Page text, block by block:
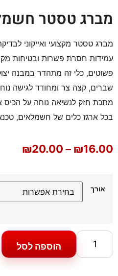
מברג טסטר
מברג טסטר מקצועי ואייקוני
עמידות חסרת פשרות ובטיחות
פשוטים, כלי זה מתהדר במבנה
שברים, קצה צר ומחודד לגישה
מתכת חזק לנשיאה נוחה על הכיס
בכל ארגז כלים של חשמלאים,
₪16.00
–
₪20.00
אורך
הוספה לסל